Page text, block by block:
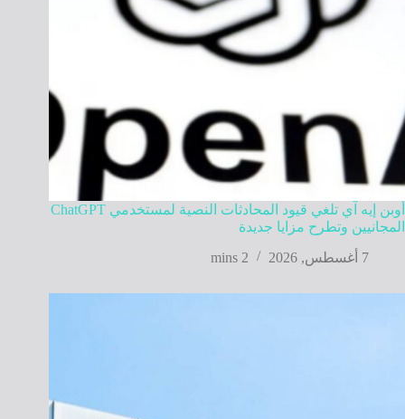
أوبن إيه آي تلغي قيود المحادثات النصية لمستخدمي ChatGPT
المجانيين وتطرح مزايا جديدة
7 أغسطس, 2026
2 mins